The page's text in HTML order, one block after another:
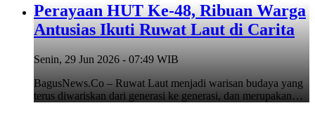
Perayaan HUT Ke-48, Ribuan Warga
Antusias Ikuti Ruwat Laut di Carita
Senin, 29 Jun 2026 - 07:49 WIB
BagusNews.Co – Ruwat Laut menjadi warisan budaya yang
terus diwariskan dari generasi ke generasi, dan merupakan…